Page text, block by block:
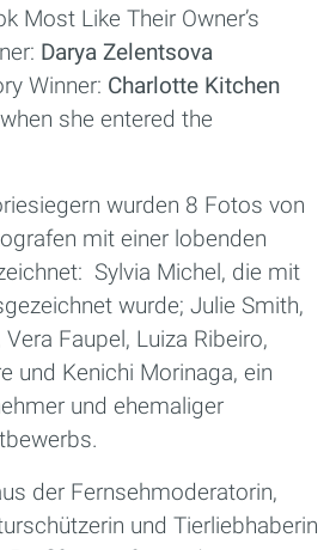
Most Like Their Owner’s
Darya Zelentsova
Winner: Charlotte Kitchen
she entered the
wurden 8 Fotos von
mit einer lobenden
Sylvia Michel, die mit
wurde; Julie Smith,
Faupel, Luiza Ribeiro,
und Kenichi Morinaga, ein
und ehemaliger
der Fernsehmoderatorin,
und Tierliebhaberin